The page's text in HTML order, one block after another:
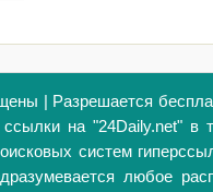
| Разрешается
на "24Daily.net" в
систем
любое